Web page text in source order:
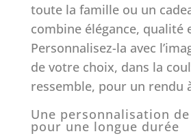
toute la famille ou un
combine élégance, qualité
Personnalisez-la avec
de votre choix, dans la
ressemble, pour un rendu
Une personnalisation
pour une longue durée